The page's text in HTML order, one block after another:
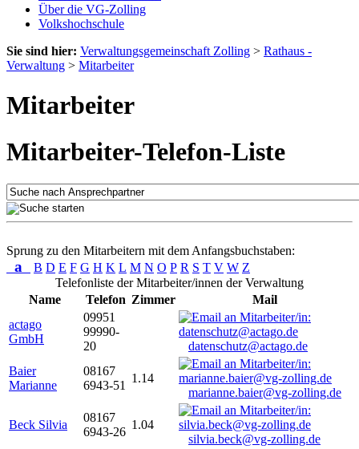
Über die VG-Zolling
Volkshochschule
Sie sind hier: Verwaltungsgemeinschaft Zolling > Rathaus -
Verwaltung > Mitarbeiter
Mitarbeiter
Mitarbeiter-Telefon-Liste
Sprung zu den Mitarbeitern mit dem Anfangsbuchstaben:
a B D E F G H K L M N O P R S T V W Z
Telefonliste der Mitarbeiter/innen der Verwaltung
Name
Telefon Zimmer
Mail
actago
GmbH
09951
99990-
20
datenschutz@actago.de
Baier
Marianne
08167
6943-51
1.14
marianne.baier@vg-zolling.de
Beck Silvia
08167
6943-26
1.04
silvia.beck@vg-zolling.de